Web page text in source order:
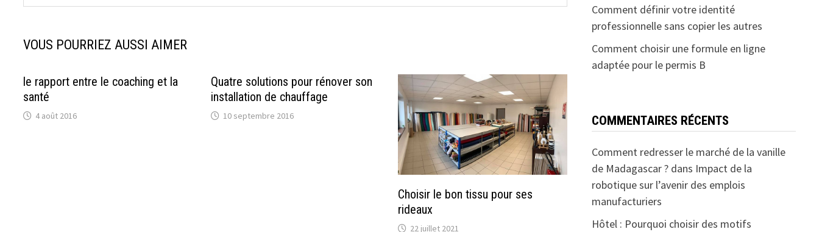
VOUS POURRIEZ AUSSI AIMER
le rapport entre le coaching et la
santé
4 août 2016
Quatre solutions pour rénover son
installation de chauffage
10 septembre 2016
Choisir le bon tissu pour ses
rideaux
22 juillet 2021
Comment définir votre identité
professionnelle sans copier les autres
Comment choisir une formule en ligne
adaptée pour le permis B
COMMENTAIRES RÉCENTS
Comment redresser le marché de la vanille
de Madagascar ?dans Impact de la
robotique sur l’avenir des emplois
manufacturiers
Hôtel : Pourquoi choisir des motifs